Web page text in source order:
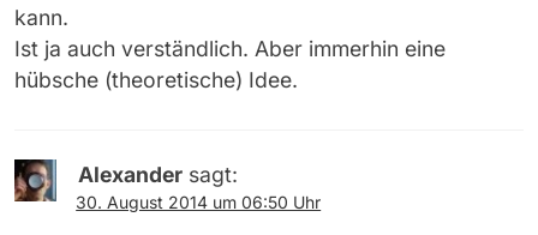
kann.
Ist ja auch verständlich. Aber immerhin eine
hübsche (theoretische) Idee.
Alexander sagt:
30. August 2014 um 06:50 Uhr